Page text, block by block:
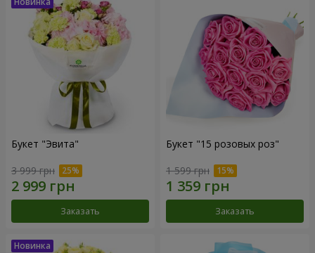
Букет "Эвита"
3 999 грн
Заказать
Букет "15 розовых роз"
1 599 грн
Заказать